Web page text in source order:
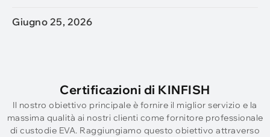
Giugno 25, 2026
Certificazioni di KINFISH
Il nostro obiettivo principale è fornire il miglior servizio e la
massima qualità ai nostri clienti come fornitore professionale
di custodie EVA. Raggiungiamo questo obiettivo attraverso